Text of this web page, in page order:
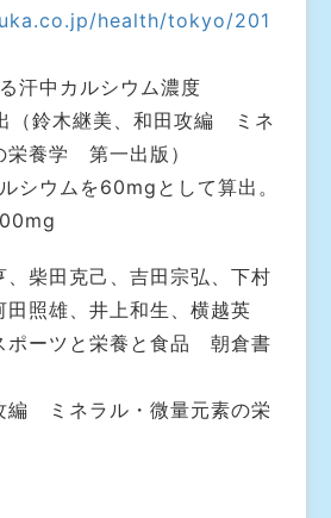
health/tokyo/201
汗中カルシウム濃度
（鈴木継美、和田攻編 ミネ
栄養学 第一出版）
シウムを60mgとして算出。
、柴田克己、吉田宗弘、下村
田照雄、井上和生、横越英
ーツと栄養と食品 朝倉書
編 ミネラル・微量元素の栄